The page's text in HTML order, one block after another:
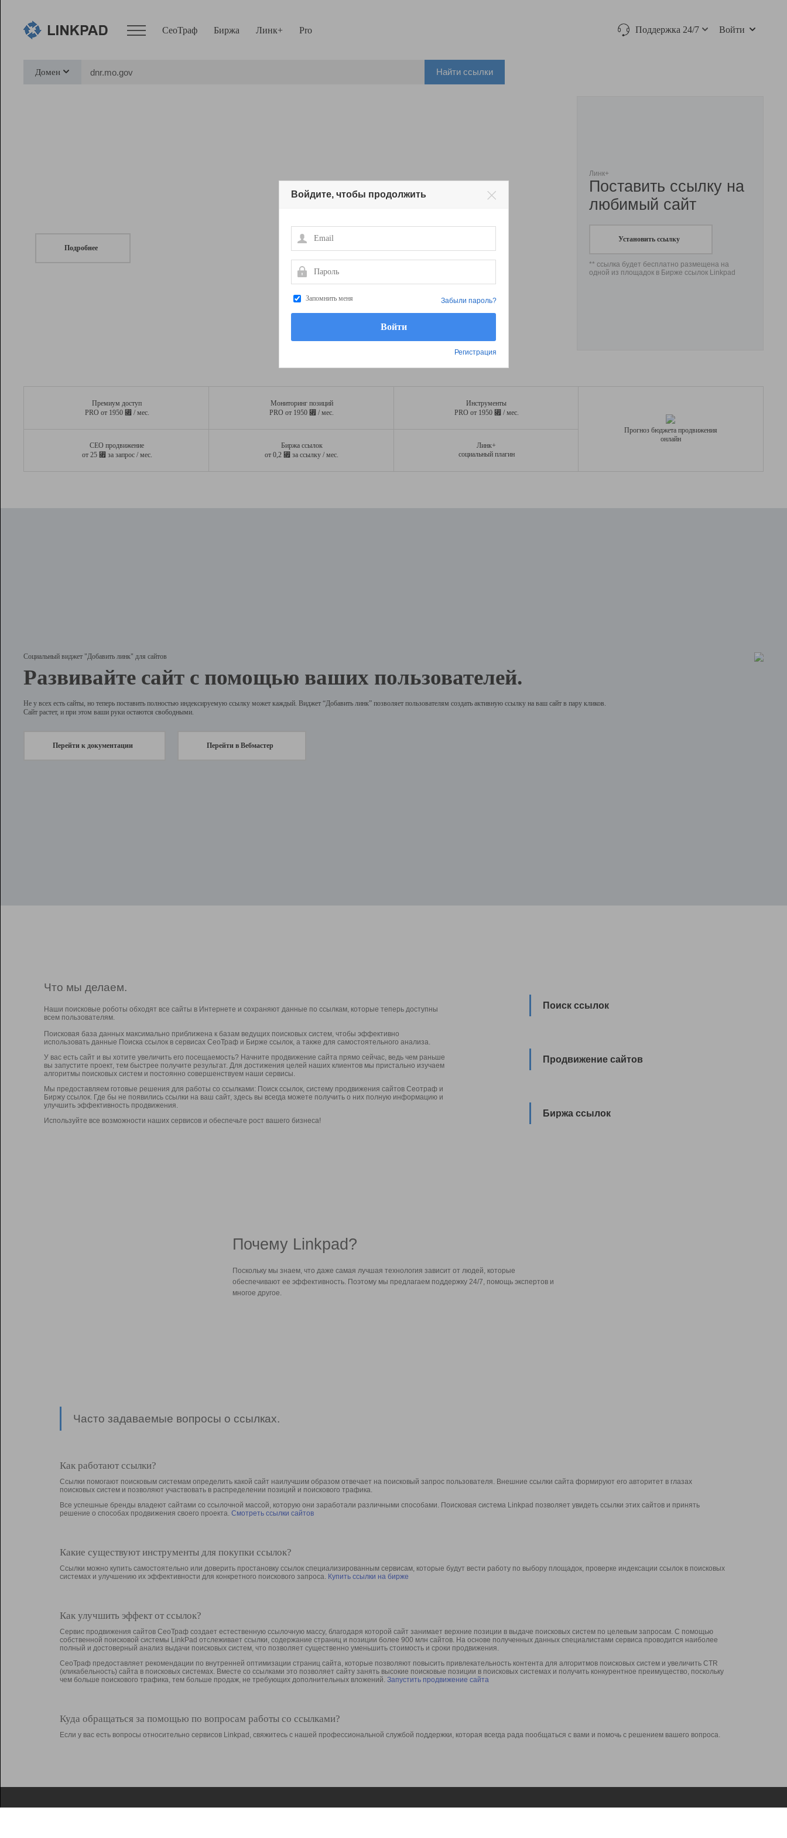
СеоТраф Биржа Линк+ Pro Поддержка 24/7 Войти
Домен Найти ссылки
Подробнее
Линк+
Поставить ссылку на
любимый сайт
Установить ссылку
** ссылка будет бесплатно размещена на
одной из площадок в Бирже ссылок Linkpad
Премиум доступ
PRO от 1950 ⃏ / мес.
Мониторинг позиций
PRO от 1950 ⃏ / мес.
Инструменты
PRO от 1950 ⃏ / мес.
СЕО продвижение
от 25 ⃏ за запрос / мес.
Биржа ссылок
от 0,2 ⃏ за ссылку / мес.
Линк+
социальный плагин
Прогноз бюджета продвижения
онлайн
Социальный виджет "Добавить линк" для сайтов
Развивайте сайт с помощью ваших пользователей.
Не у всех есть сайты, но теперь поставить полностью индексируемую ссылку может каждый. Виджет “Добавить линк” позволяет пользователям создать активную ссылку на ваш сайт в пару кликов.
Сайт растет, и при этом ваши руки остаются свободными.
Перейти к документации Перейти в Вебмастер
Что мы делаем.
Наши поисковые роботы обходят все сайты в Интернете и сохраняют данные по ссылкам, которые теперь доступны
всем пользователям.
Поисковая база данных максимально приближена к базам ведущих поисковых систем, чтобы эффективно
использовать данные Поиска ссылок в сервисах СеоТраф и Бирже ссылок, а также для самостоятельного анализа.
У вас есть сайт и вы хотите увеличить его посещаемость? Начните продвижение сайта прямо сейчас, ведь чем раньше
вы запустите проект, тем быстрее получите результат. Для достижения целей наших клиентов мы пристально изучаем
алгоритмы поисковых систем и постоянно совершенствуем наши сервисы.
Мы предоставляем готовые решения для работы со ссылками: Поиск ссылок, систему продвижения сайтов Сеотраф и
Биржу ссылок. Где бы не появились ссылки на ваш сайт, здесь вы всегда можете получить о них полную информацию и
улучшить эффективность продвижения.
Используйте все возможности наших сервисов и обеспечьте рост вашего бизнеса!
Поиск ссылок
Продвижение сайтов
Биржа ссылок
Почему Linkpad?
Поскольку мы знаем, что даже самая лучшая технология зависит от людей, которые
обеспечивают ее эффективность. Поэтому мы предлагаем поддержку 24/7, помощь экспертов и
многое другое.
Часто задаваемые вопросы о ссылках.
Как работают ссылки?
Ссылки помогают поисковым системам определить какой сайт наилучшим образом отвечает на поисковый запрос пользователя. Внешние ссылки сайта формируют его авторитет в глазах
поисковых систем и позволяют участвовать в раcпределении позиций и поискового трафика.
Все успешные бренды владеют сайтами со ссылочной массой, которую они заработали различными способами. Поисковая система Linkpad позволяет увидеть ссылки этих сайтов и принять
решение о способах продвижения своего проекта. Смотреть ссылки сайтов
Какие существуют инструменты для покупки ссылок?
Ссылки можно купить самостоятельно или доверить простановку ссылок специализированным сервисам, которые будут вести работу по выбору площадок, проверке индексации ссылок в поисковых
системах и улучшению их эффективности для конкретного поискового запроса. Купить ссылки на бирже
Как улучшить эффект от ссылок?
Сервис продвижения сайтов СеоТраф создает естественную ссылочную массу, благодаря которой сайт занимает верхние позиции в выдаче поисковых систем по целевым запросам. С помощью
собственной поисковой системы LinkPad отслеживает ссылки, содержание страниц и позиции более 900 млн сайтов. На основе полученных данных специалистами сервиса проводится наиболее
полный и достоверный анализ выдачи поисковых систем, что позволяет существенно уменьшить стоимость и сроки продвижения.
СеоТраф предоставляет рекомендации по внутренней оптимизации страниц сайта, которые позволяют повысить привлекательность контента для алгоритмов поисковых систем и увеличить CTR
(кликабельность) сайта в поисковых системах. Вместе со ссылками это позволяет сайту занять высокие поисковые позиции в поисковых системах и получить конкурентное преимущество, поскольку
чем больше поискового трафика, тем больше продаж, не требующих дополнительных вложений. Запустить продвижение сайта
Куда обращаться за помощью по вопросам работы со ссылками?
Если у вас есть вопросы относительно сервисов Linkpad, свяжитесь с нашей профессиональной службой поддержки, которая всегда рада пообщаться с вами и помочь с решением вашего вопроса.
Войдите, чтобы продолжить
Email
Пароль
Запомнить меня
Регистрация
Забыли пароль?